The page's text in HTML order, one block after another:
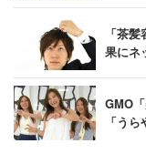
「茶
果にネ
GMO
「う